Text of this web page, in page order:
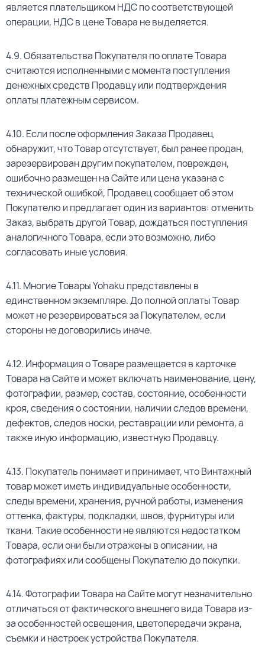
является плательщиком НДС по соответствующей
операции, НДС в цене Товара не выделяется.
4.9. Обязательства Покупателя по оплате Товара
считаются исполненными с момента поступления
денежных средств Продавцу или подтверждения
оплаты платежным сервисом.
4.10. Если после оформления Заказа Продавец
обнаружит, что Товар отсутствует, был ранее продан,
зарезервирован другим покупателем, поврежден,
ошибочно размещен на Сайте или цена указана с
технической ошибкой, Продавец сообщает об этом
Покупателю и предлагает один из вариантов: отменить
Заказ, выбрать другой Товар, дождаться поступления
аналогичного Товара, если это возможно, либо
согласовать иные условия.
4.11. Многие Товары Yohaku представлены в
единственном экземпляре. До полной оплаты Товар
может не резервироваться за Покупателем, если
стороны не договорились иначе.
4.12. Информация о Товаре размещается в карточке
Товара на Сайте и может включать наименование, цену,
фотографии, размер, состав, состояние, особенности
кроя, сведения о состоянии, наличии следов времени,
дефектов, следов носки, реставрации или ремонта, а
также иную информацию, известную Продавцу.
4.13. Покупатель понимает и принимает, что Винтажный
товар может иметь индивидуальные особенности,
следы времени, хранения, ручной работы, изменения
оттенка, фактуры, подкладки, швов, фурнитуры или
ткани. Такие особенности не являются недостатком
Товара, если они были отражены в описании, на
фотографиях или сообщены Покупателю до покупки.
4.14. Фотографии Товара на Сайте могут незначительно
отличаться от фактического внешнего вида Товара из-
за особенностей освещения, цветопередачи экрана,
съемки и настроек устройства Покупателя.